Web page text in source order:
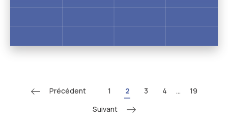
Précédent 1 2 3 4 ...
19
Suivant